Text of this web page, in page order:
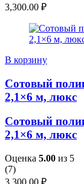
3,300.00 ₽
В корзину
Сотовый
2,1×6 м, люкс
Сотовый
2,1×6 м, люкс
Оценка 5.00 из 5
(7)
3,300.00 ₽